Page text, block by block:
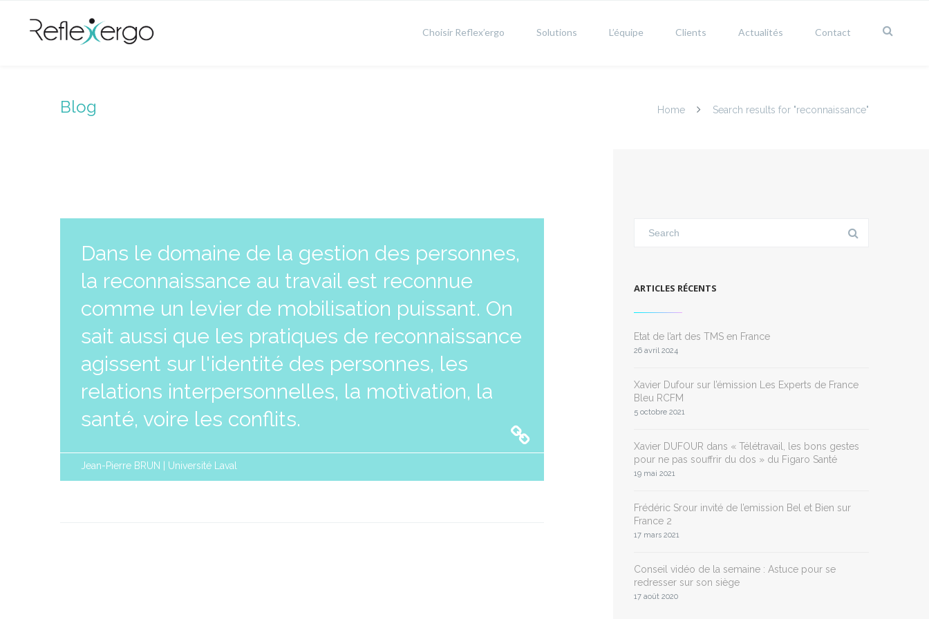
Choisir Reflex’ergo Solutions L’équipe Clients Actualités Contact
Blog Home Search results for "reconnaissance"
Dans le domaine de la gestion des personnes,
la reconnaissance au travail est reconnue
comme un levier de mobilisation puissant. On
sait aussi que les pratiques de reconnaissance
agissent sur l'identité des personnes, les
relations interpersonnelles, la motivation, la
santé, voire les conflits.
Jean-Pierre BRUN | Université Laval
ARTICLES RÉCENTS
Etat de l’art des TMS en France
26 avril 2024
Xavier Dufour sur l’émission Les Experts de France
Bleu RCFM
5 octobre 2021
Xavier DUFOUR dans « Télétravail, les bons gestes
pour ne pas souffrir du dos » du Figaro Santé
19 mai 2021
Frédéric Srour invité de l’emission Bel et Bien sur
France 2
17 mars 2021
Conseil vidéo de la semaine : Astuce pour se
redresser sur son siège
17 août 2020